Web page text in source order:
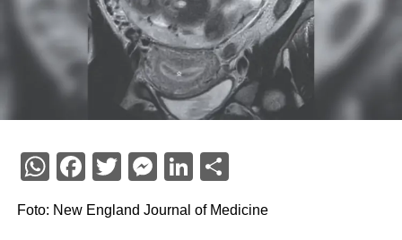
WhatsApp
Facebook
Twitter
Messenger
LinkedIn
Share
Foto: New England Journal of Medicine